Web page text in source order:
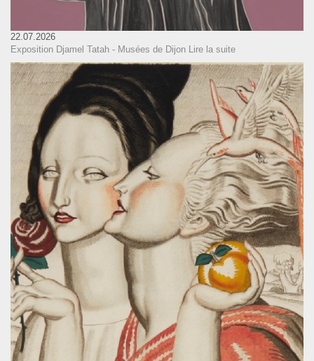
22.07.2026
Exposition Djamel Tatah - Musées de Dijon Lire la suite